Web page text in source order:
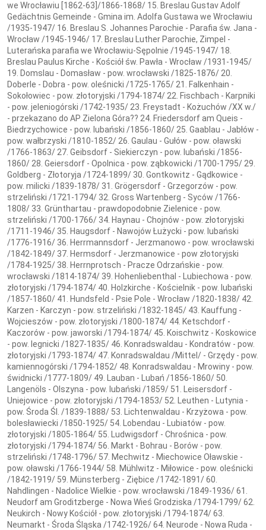
we Wrocławiu [1862-63]/1866-1868/ 15. Breslau Gustav Adolf
Gedächtnis Gemeinde - Gmina im. Adolfa Gustawa we Wrocławiu
/1935-1947/ 16. Breslau S. Johannes Parochie - Parafia św. Jana -
Wrocław /1945-1946/ 17. Breslau Luther Parochie, Zimpel -
Luterańska parafia we Wrocławiu-Sępolnie /1945-1947/ 18.
Breslau Paulus Kirche - Kościół św. Pawła - Wrocław /1931-1945/
19. Domslau - Domasław - pow. wrocławski /1825-1876/ 20.
Doberle - Dobra - pow. oleśnicki /1725-1765/ 21. Falkenhain -
Sokołowiec - pow. złotoryjski /1794-1874/ 22. Fischbach - Karpniki
- pow. jeleniogórski /1742-1935/ 23. Freystadt - Kożuchów /XX w./
- przekazano do AP Zielona Góra?? 24. Friedersdorf am Queis -
Biedrzychowice - pow. lubański /1856-1860/ 25. Gaablau - Jabłów -
pow. wałbrzyski /1810-1852/ 26. Gaulau - Gułów - pow. oławski
/1766-1863/ 27. Geibsdorf - Siekierczyn - pow. lubański /1856-
1860/ 28. Geiersdorf - Opolnica - pow. ząbkowicki /1700-1795/ 29.
Goldberg - Złotoryja /1724-1899/ 30. Gontkowitz - Gądkowice -
pow. milicki /1839-1878/ 31. Grögersdorf - Grzegorzów - pow.
strzeliński /1721-1794/ 32. Gross Wartenberg - Syców /1766-
1808/ 33. Grünthartau - prawdopodobnie Zielenice - pow.
strzeliński /1700-1766/ 34. Haynau - Chojnów - pow. złotoryjski
/1711-1946/ 35. Haugsdorf - Nawojów Łużycki - pow. lubański
/1776-1916/ 36. Herrmannsdorf - Jerzmanowo - pow. wrocławski
/1842-1849/ 37. Hermsdorf - Jerzmanowice - pow złotoryjski
/1784-1925/ 38. Herrnprotsch - Pracze Odrzańskie - pow.
wrocławski /1814-1874/ 39. Hohenliebenthal - Lubiechowa - pow.
złotoryjski /1794-1874/ 40. Holzkirche - Kościelnik - pow. lubański
/1857-1860/ 41. Hundsfeld - Psie Pole - Wrocław /1820-1838/ 42.
Karzen - Karczyn - pow. strzeliński /1832-1845/ 43. Kauffung -
Wojcieszów - pow. złotoryjski /1800-1874/ 44. Ketschdorf -
Kaczorów - pow. jaworski /1794-1874/ 45. Koischwitz - Koskowice
- pow. legnicki /1827-1835/ 46. Konradswaldau - Kondratów - pow.
złotoryjski /1793-1874/ 47. Konradswaldau /Mittel/ - Grzędy - pow.
kamiennogórski /1794-1852/ 48. Konradswaldau - Mrowiny - pow.
świdnicki /1777-1809/ 49. Lauban - Lubań /1856-1860/ 50.
Langenöls - Olszyna - pow. lubański /1859/ 51. Leisersdorf -
Uniejowice - pow. złotoryjski /1794-1853/ 52. Leuthen - Lutynia -
pow. Środa Śl. /1839-1888/ 53. Lichtenwaldau - Krzyżowa - pow.
bolesławiecki /1850-1925/ 54. Lobendau - Lubiatów - pow.
złotoryjski /1805-1864/ 55. Ludwigsdorf - Chrośnica - pow.
złotoryjski /1794-1874/ 56. Markt - Bohrau - Borów - pow.
strzeliński /1748-1796/ 57. Mechwitz - Miechowice Oławskie -
pow. oławski /1766-1944/ 58. Mühlwitz - Miłowice - pow. oleśnicki
/1842-1919/ 59. Münsterberg - Ziębice /1742-1891/ 60.
Nahdlingen - Nadolice Wielkie - pow. wrocławski /1849-1936/ 61.
Neudorf am Groditzberge - Nowa Wieś Grodziska /1794-1799/ 62.
Neukirch - Nowy Kościół - pow. złotoryjski /1794-1874/ 63.
Neumarkt - Środa Śląska /1742-1926/ 64. Neurode - Nowa Ruda -